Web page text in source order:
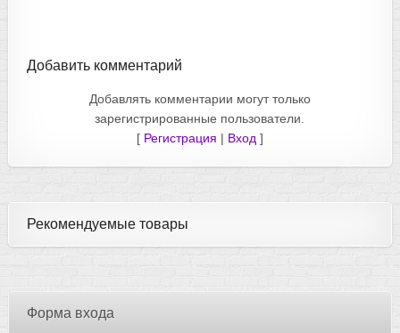
Добавить комментарий
Добавлять комментарии могут только
зарегистрированные пользователи.
[ Регистрация | Вход ]
Рекомендуемые товары
Форма входа